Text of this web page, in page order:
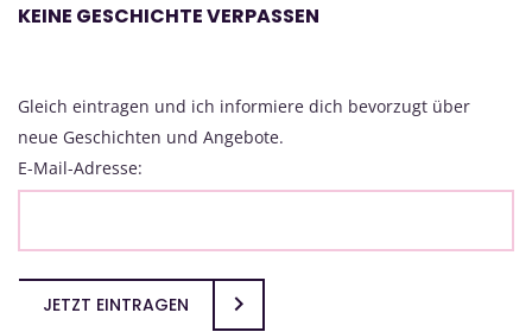
KEINE GESCHICHTE VERPASSEN
Gleich eintragen und ich informiere dich bevorzugt über
neue Geschichten und Angebote.
E-Mail-Adresse:
JETZT EINTRAGEN